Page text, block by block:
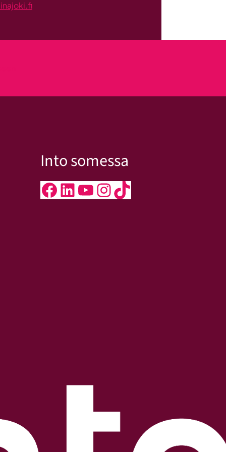
Into somessa
Facebook LinkedIn YouTube InstagramTikTok